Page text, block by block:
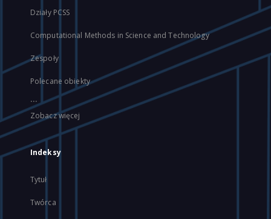
Działy PCSS
Computational Methods in Science and Technology
Zespoły
Polecane obiekty
...
Zobacz więcej
Indeksy
Tytuł
Twórca